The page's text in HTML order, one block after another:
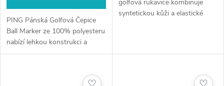
PING Pánská Golfová Čepice
Ball Marker ze 100% polyesteru
nabízí lehkou konstrukci a
integrovaný magnetický držák s
pohodlné použití na greenu.Stín
golfová rukavice kombinuje
syntetickou kůži a elastické
Čistý...